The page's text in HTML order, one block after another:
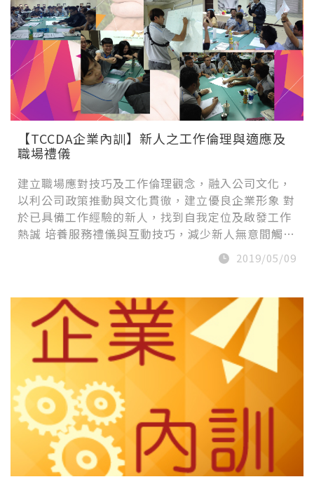
【TCCDA企業內訓】新人之工作倫理與適應及
職場禮儀
建立職場應對技巧及工作倫理觀念，融入公司文化，
以利公司政策推動與文化貫徹，建立優良企業形象 對
於已具備工作經驗的新人，找到自我定位及啟發工作
熱誠 培養服務禮儀與互動技巧，減少新人無意間觸…
2019/05/09